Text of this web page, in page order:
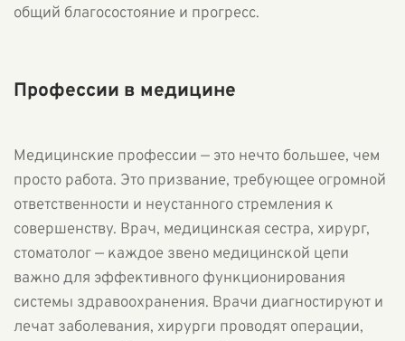
общий благосостояние и прогресс.
Профессии в медицине
Медицинские профессии — это нечто большее, чем
просто работа. Это призвание, требующее огромной
ответственности и неустанного стремления к
совершенству. Врач, медицинская сестра, хирург,
стоматолог — каждое звено медицинской цепи
важно для эффективного функционирования
системы здравоохранения. Врачи диагностируют и
лечат заболевания, хирурги проводят операции,